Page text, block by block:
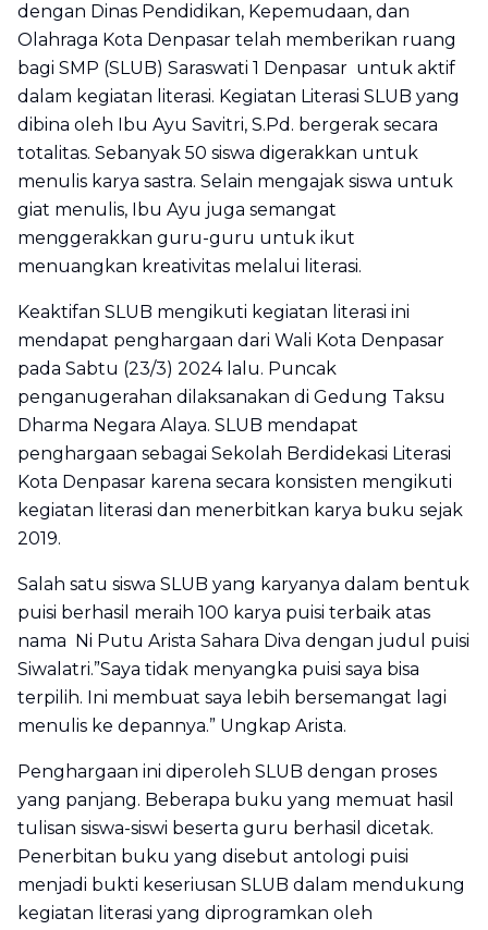
dengan Dinas Pendidikan, Kepemudaan, dan
Olahraga Kota Denpasar telah memberikan ruang
bagi SMP (SLUB) Saraswati 1 Denpasar untuk aktif
dalam kegiatan literasi. Kegiatan Literasi SLUB yang
dibina oleh Ibu Ayu Savitri, S.Pd. bergerak secara
totalitas. Sebanyak 50 siswa digerakkan untuk
menulis karya sastra. Selain mengajak siswa untuk
giat menulis, Ibu Ayu juga semangat
menggerakkan guru-guru untuk ikut
menuangkan kreativitas melalui literasi.
Keaktifan SLUB mengikuti kegiatan literasi ini
mendapat penghargaan dari Wali Kota Denpasar
pada Sabtu (23/3) 2024 lalu. Puncak
penganugerahan dilaksanakan di Gedung Taksu
Dharma Negara Alaya. SLUB mendapat
penghargaan sebagai Sekolah Berdidekasi Literasi
Kota Denpasar karena secara konsisten mengikuti
kegiatan literasi dan menerbitkan karya buku sejak
2019.
Salah satu siswa SLUB yang karyanya dalam bentuk
puisi berhasil meraih 100 karya puisi terbaik atas
nama Ni Putu Arista Sahara Diva dengan judul puisi
Siwalatri.”Saya tidak menyangka puisi saya bisa
terpilih. Ini membuat saya lebih bersemangat lagi
menulis ke depannya.” Ungkap Arista.
Penghargaan ini diperoleh SLUB dengan proses
yang panjang. Beberapa buku yang memuat hasil
tulisan siswa-siswi beserta guru berhasil dicetak.
Penerbitan buku yang disebut antologi puisi
menjadi bukti keseriusan SLUB dalam mendukung
kegiatan literasi yang diprogramkan oleh